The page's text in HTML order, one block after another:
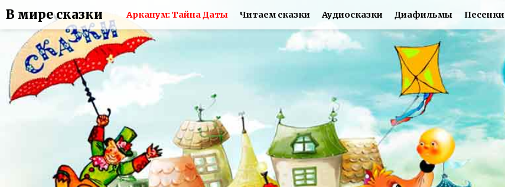
В мире сказки Арканум: Тайна Даты Читаем сказки Аудиосказки Диафильмы Песенки